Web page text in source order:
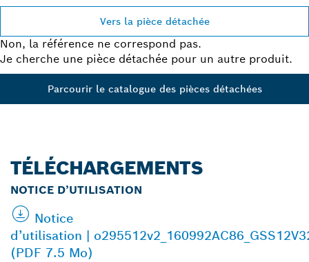
Vers la pièce détachée
Non, la référence ne correspond pas.
Je cherche une pièce détachée pour un autre produit.
Parcourir le catalogue des pièces détachées
TÉLÉCHARGEMENTS
NOTICE D’UTILISATION
Notice
d’utilisation |
(PDF 7.5 Mo)